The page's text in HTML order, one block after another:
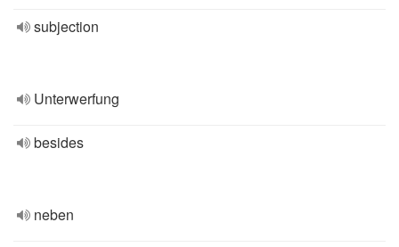
subjection
Unterwerfung
besides
neben